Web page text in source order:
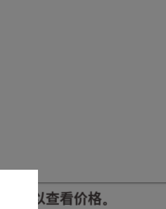
注册以查看价格。